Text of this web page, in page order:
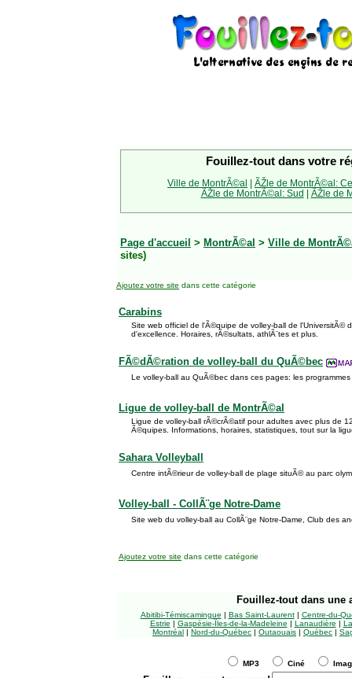
Fouillez-tout dans votre
Ville de MontrÃ©al | ÃŽle de MontrÃ©al:
ÃŽle de MontrÃ©al: Sud | ÃŽle de
Page d'accueil > MontrÃ©al > Ville de
sites)
Ajoutez votre site dans cette catégorie
Carabins
Site web officiel de l'Ã©quipe de volley-ball de l'UniversitÃ©
d'excellence. Horaires, rÃ©sultats, athlÃ¨tes et plus.
FÃ©dÃ©ration de volley-ball du QuÃ©bec
Le volley-ball au QuÃ©bec dans ces pages: les
Ligue de volley-ball de MontrÃ©al
Ligue de volley-ball rÃ©crÃ©atif pour adultes avec plus de
Ã©quipes. Informations, horaires, statistiques, tout sur la
Sahara Volleyball
Centre intÃ©rieur de volley-ball de plage situÃ© au parc
Volley-ball - CollÃ¨ge Notre-Dame
Site web du volley-ball au CollÃ¨ge Notre-Dame, Club des
Ajoutez votre site dans cette catégorie
Fouillez-tout dans une
Abitibi-Témiscamingue | Bas Saint-Laurent| Centre-du-
Estrie | Gaspésie-Îles-de-la-Madeleine | Lanaudière |
Montréal | Nord-du-Québec | Outaouais | Québec |
MP3 Ciné